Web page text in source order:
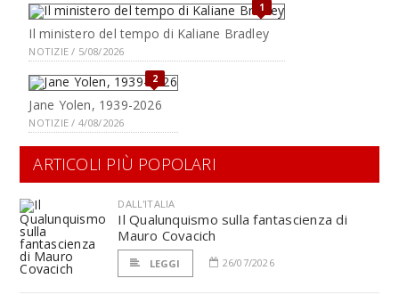
1
Il ministero del tempo di Kaliane Bradley
NOTIZIE / 5/08/2026
2
Jane Yolen, 1939-2026
NOTIZIE / 4/08/2026
ARTICOLI PIÙ POPOLARI
DALL'ITALIA
Il Qualunquismo sulla fantascienza di
Mauro Covacich
LEGGI 26/07/2026